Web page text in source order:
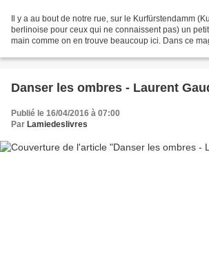
Il y a au bout de notre rue, sur le Kurfürstendamm
berlinoise pour ceux qui ne connaissent pas) un
main comme on en trouve beaucoup ici. Dans ce
Danser les ombres - Laurent
Publié le 16/04/2016 à 07:00
Par Lamiedeslivres